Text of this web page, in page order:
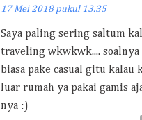
17 Mei 2018 pukul 13.35
Saya paling sering saltum
traveling wkwkwk.... soalnya
biasa pake casual gitu kalau
luar rumah ya pakai gamis
nya :)